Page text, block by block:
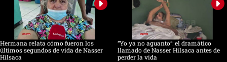
Hermana relata cómo fueron los
últimos segundos de vida de Nasser
Hilsaca
“Yo ya no aguanto”: el dramático
llamado de Nasser Hilsaca antes de
perder la vida